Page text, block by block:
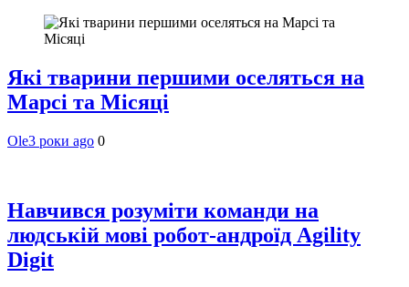
Які тварини першими оселяться на
Марсі та Місяці
Ole3 роки ago 0
Навчився розуміти команди на
людській мові робот-андроїд Agility
Digit